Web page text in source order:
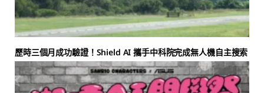
歷時三個月成功驗證！Shield AI 攜手中科院完成無人機自主搜索